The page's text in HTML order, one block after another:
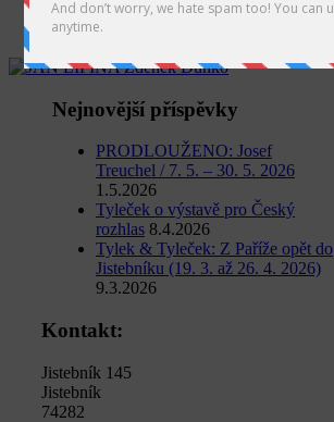
Jan Lipina
JAN LIPINA Zdeněk Dunko
Nejnovější příspěvky
PRODLOUŽENO: Josef
Treuchel / 7. 5. – 30. 5. 2026
1.5.2026
Tyleček o výstavě pro Český
rozhlas 8.4.2026
Tylek & Tyleček: Z Paříže opět do
Jistebníku (19. 3. až 26. 4. 2026)
9.3.2026
Kontakt:
Jistebník 145
Jistebník
74282